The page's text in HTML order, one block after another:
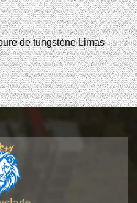
de tungstène Limas